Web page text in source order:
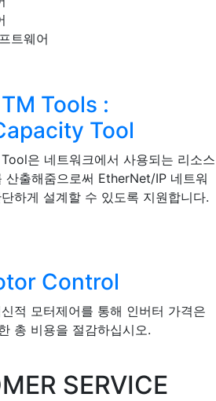
트웨어
Tools :
Tool
은 네트워크에서 사용되는 리소스
산출해줌으로써 EtherNet/IP 네트워
하게 설계할 수 있도록 지원합니다.
Control
적 모터제어를 통해 인버터 가격은
총 비용을 절감하십시오.
SERVICE